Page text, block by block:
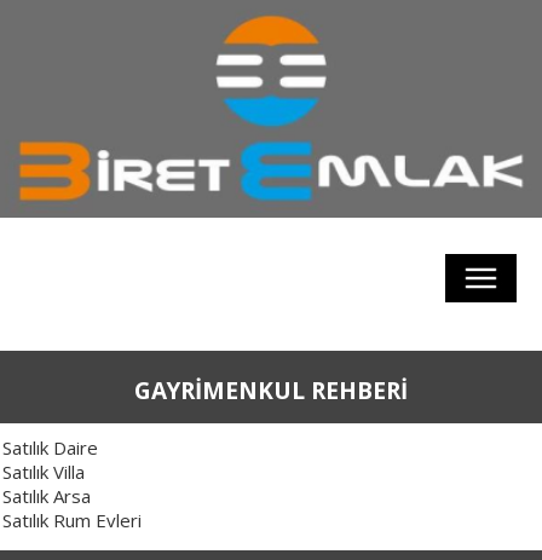
GAYRİMENKUL REHBERİ
Satılık Daire
Satılık Villa
Satılık Arsa
Satılık Rum Evleri